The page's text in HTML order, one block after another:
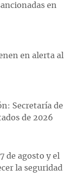
en
en alerta al
Secretaría de
de 2026
de agosto y el
la seguridad